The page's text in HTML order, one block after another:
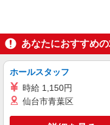
組立・
時
熊
キープ
あなたにおすすめ
ホールスタッフ
時給 1,150円
仙台市青葉区